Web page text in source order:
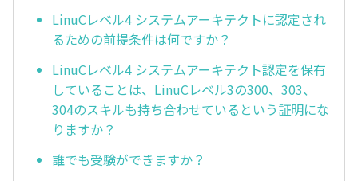
LinuCレベル4 システムアーキテクトに認定され
るための前提条件は何ですか？
LinuCレベル4 システムアーキテクト認定を保有
していることは、LinuCレベル3の300、303、
304のスキルも持ち合わせているという証明にな
りますか？
誰でも受験ができますか？